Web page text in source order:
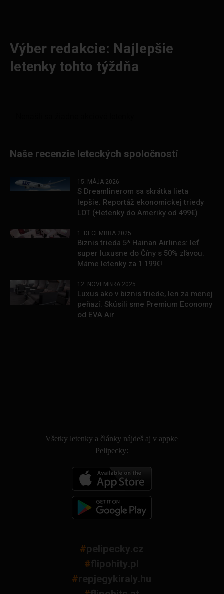
Výber redakcie: Najlepšie
letenky tohto týždňa
Naše recenzie leteckých spoločností
15. MÁJA 2026
S Dreamlinerom sa skrátka lieta
lepšie. Reportáž ekonomickej triedy
LOT (+letenky do Ameriky od 499€)
1. DECEMBRA 2025
Biznis trieda 5* Hainan Airlines: leť
super luxusne do Číny s 50% zľavou.
Máme letenky za 1 199€!
12. NOVEMBRA 2025
Luxus ako v biznis triede, len za menej
peňazí. Skúsili sme Premium Economy
od EVA Air
Všetky letenky a články nájdeš aj v appke
Pelipecky:
#pelipecky.cz
#flipohity.pl
#repjegykiraly.hu